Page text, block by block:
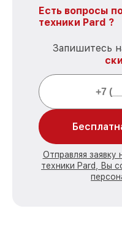
Есть вопросы
техники Pard ?
Запишитесь
Отправляя
техники Pard, Вы